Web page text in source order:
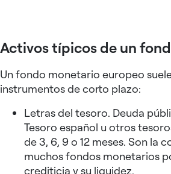
Activos típicos de un
Un fondo monetario europeo
instrumentos de corto plazo:
Letras del tesoro. Deuda
Tesoro español u otros
de 3, 6, 9 o 12 meses. Son la
muchos fondos monetarios
crediticia y su liquidez.